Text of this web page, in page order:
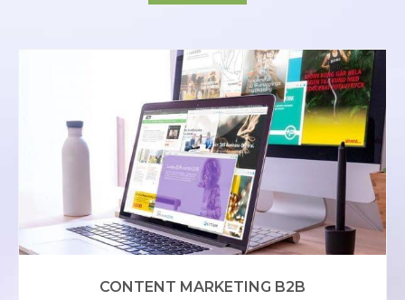
CONTENT MARKETING B2B